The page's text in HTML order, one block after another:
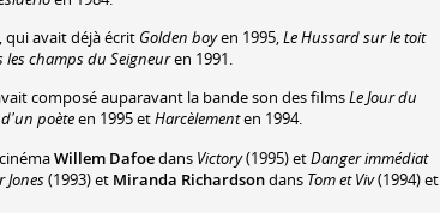
, qui avait déjà écrit Golden boyen 1995,Le Hussard sur le toit
les champs du Seigneuren 1991.
composé auparavant la bande son des filmsLe Jour du
poèteen 1995 etHarcèlementen 1994.
Willem Dafoedans Victory(1995) etDanger immédiat
Jones(1993) et Miranda Richardsondans Tom et Viv(1994) et